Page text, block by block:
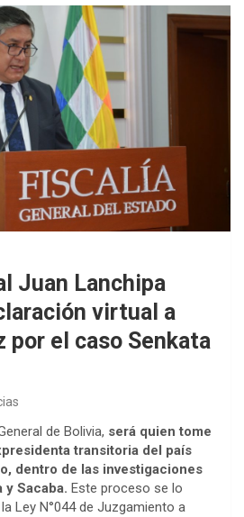
Juan Lanchipa
virtual a
por el caso Senkata
de Bolivia, será quien tome
transitoria del país
dentro de las investigaciones
y Sacaba. Este proceso se lo
Ley N°044 de Juzgamiento a